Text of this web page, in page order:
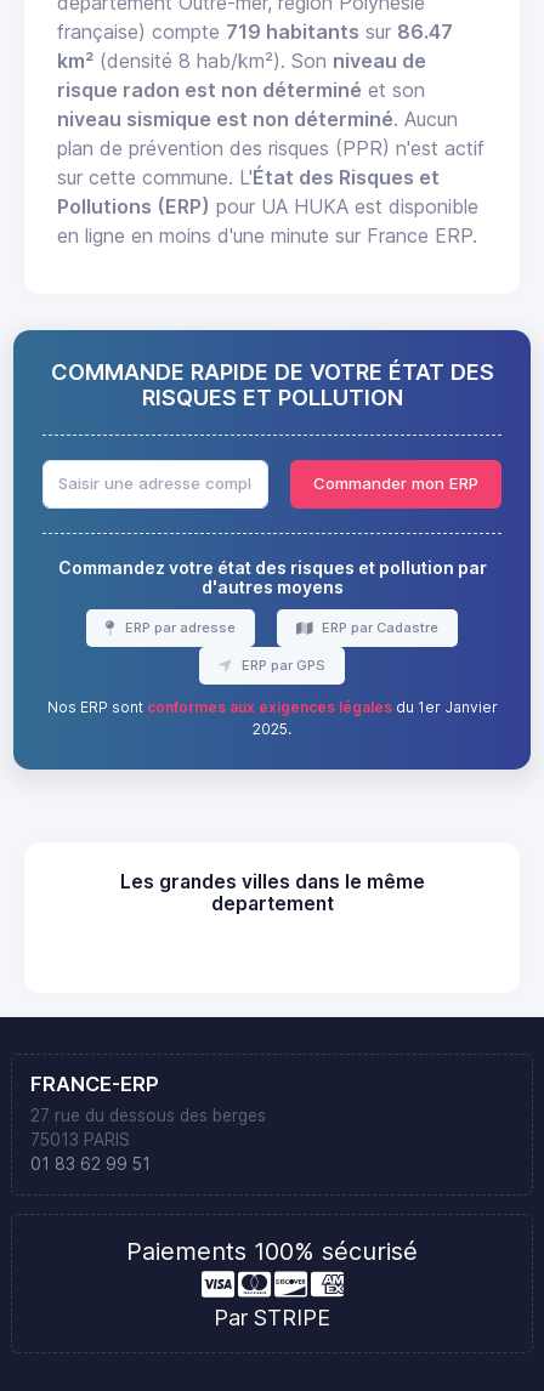
française) compte 719 habitants sur 86.47
km² (densité 8 hab/km²). Son niveau de
risque radon est non déterminé et son
niveau sismique est non déterminé. Aucun
plan de prévention des risques (PPR) n'est actif
sur cette commune. L'État des Risques et
Pollutions (ERP) pour UA HUKA est disponible
en ligne en moins d'une minute sur France ERP.
COMMANDE RAPIDE DE VOTRE ÉTAT DES
RISQUES ET POLLUTION
Commander mon ERP
Commandez votre état des risques et pollution par
d'autres moyens
ERP par adresse ERP par Cadastre
ERP par GPS
Nos ERP sont conformes aux exigences légalesdu 1er Janvier
2025.
Les grandes villes dans le même
departement
FRANCE-ERP
27 rue du dessous des berges
75013 PARIS
01 83 62 99 51
Paiements 100% sécurisé
Par STRIPE